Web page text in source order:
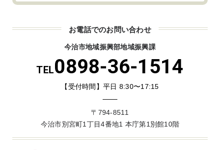
お電話でのお問い合わせ
今治市地域振興部地域振興課
TEL0898-36-1514
【受付時間】平日 8:30〜17:15
〒794-8511
今治市別宮町1丁目4番地1 本庁第1別館10階